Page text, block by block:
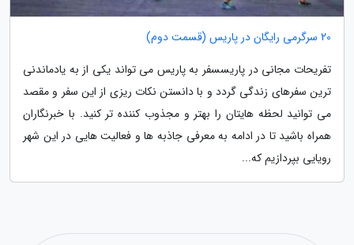
20 سرگرمی رایگان در پاریس (قسمت دوم)
تفریحات مجانی در پاریسسفر به پاریس می تواند یکی از به یادماندنی
ترین سفرهای زندگی گردد و با دانستن نکات ریزی از این سفر و مقصد
می توانید لحظه هایتان را بهتر و مجذوب کننده تر کنید. با خبرنگاران
همراه باشید تا در ادامه به معرفی جاذبه ها و فعالیت هایی در این شهر
رویایی بپردازیم که...